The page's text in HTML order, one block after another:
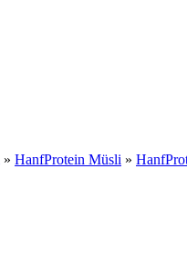
» HanfProtein Müsli »